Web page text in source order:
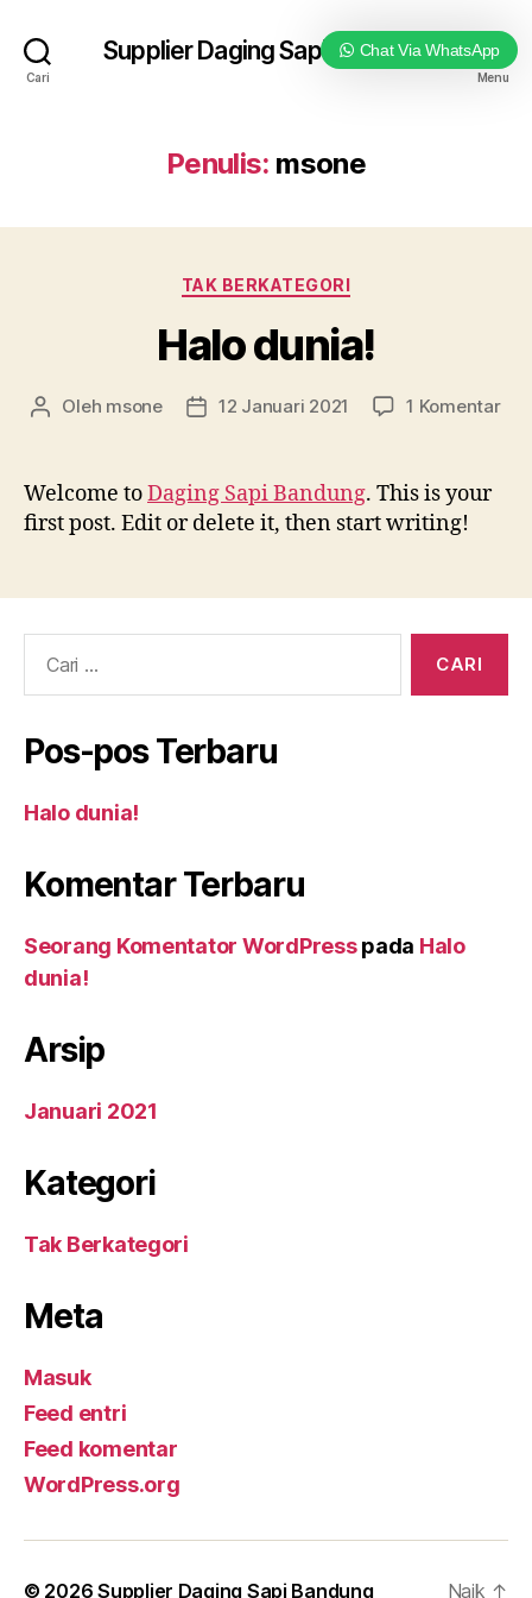
Chat Via WhatsApp
Cari
Supplier Daging Sapi Bandung
Menu
Penulis: msone
Kategori
TAK BERKATEGORI
Halo dunia!
Penulis
Oleh msone
Tanggal
12 Januari 2021 1 Komentar
Welcome toDaging Sapi Bandung. This is your
first post. Edit or delete it, then start writing!
Pos-pos Terbaru
Halo dunia!
Komentar Terbaru
Seorang Komentator WordPresspada Halo
dunia!
Arsip
Januari 2021
Kategori
Tak Berkategori
Meta
Masuk
Feed entri
Feed komentar
WordPress.org
© 2026Supplier Daging Sapi Bandung Naik ↑